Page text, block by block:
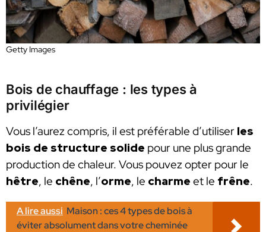
Getty Images
Bois de chauffage : les types à
privilégier
Vous l’aurez compris, il est préférable d’utiliser les
bois de structure solide pour une plus grande
production de chaleur. Vous pouvez opter pour le
hêtre, le chêne, l’orme, le charme et le frêne.
A lire aussi Maison : ces 4 types de bois à
éviter absolument dans votre cheminée